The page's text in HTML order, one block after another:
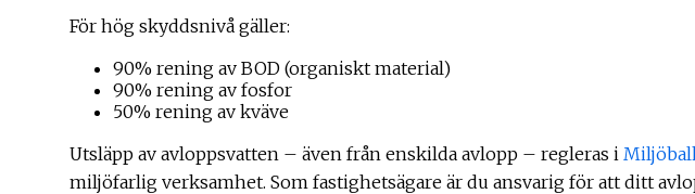
För hög skyddsnivå gäller:
90% rening av BOD (organiskt material)
90% rening av fosfor
50% rening av kväve
Utsläpp av avloppsvatten – även från enskilda avlopp – regleras i
miljöfarlig verksamhet. Som fastighetsägare är du ansvarig för att ditt